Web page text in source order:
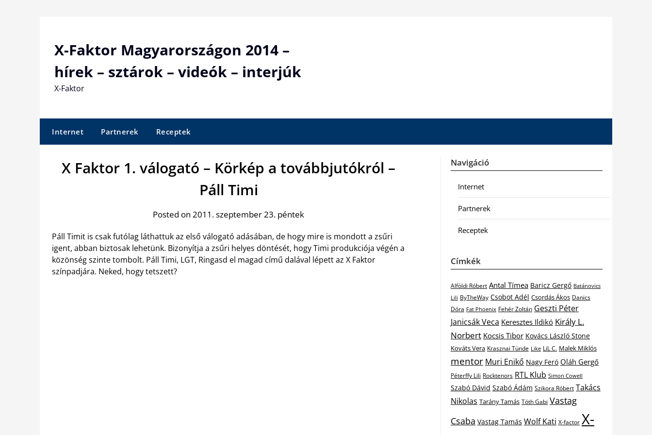
X-Faktor Magyarországon 2014 –
hírek – sztárok – videók – interjúk
X-Faktor
Internet Partnerek Receptek
X Faktor 1. válogató – Körkép a továbbjutókról –
Páll Timi
Posted on 2011. szeptember 23. péntek
Páll Timit is csak futólag láthattuk az első válogató adásában, de hogy mire is mondott a zsűri
igent, abban biztosak lehetünk. Bizonyítja a zsűri helyes döntését, hogy Timi produkciója végén a
közönség szinte tombolt. Páll Timi, LGT, Ringasd el magad című dalával lépett az X Faktor
színpadjára. Neked, hogy tetszett?
Navigáció
Internet
Partnerek
Receptek
Címkék
Alföldi Róbert Antal Tímea Baricz Gergő Batánovics
Lili ByTheWay Csobot Adél Csordás Ákos Danics
Dóra Fat Phoenix Fehér Zoltán Geszti Péter
Janicsák Veca Keresztes Ildikó Király L.
Norbert Kocsis Tibor Kovács László Stone
Kováts Vera Krasznai Tünde Like LiL C. Malek Miklós
mentor Muri Enikő Nagy Feró Oláh Gergő
Péterffy Lili Rocktenors RTL Klub Simon Cowell
Szabó Dávid Szabó Ádám Szikora Róbert Takács
Nikolas Tarány Tamás Tóth Gabi Vastag
Csaba Vastag Tamás Wolf Kati X-factor X-